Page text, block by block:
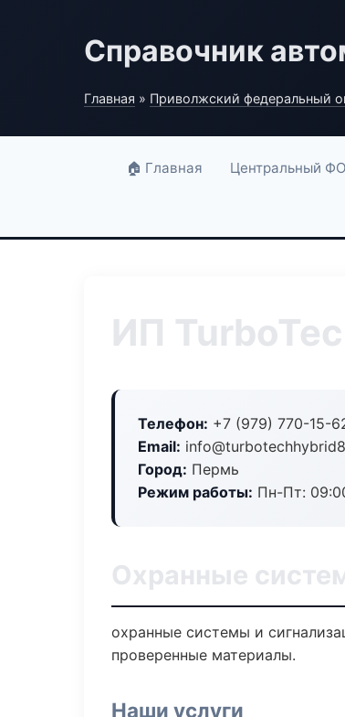
Справочник
Главная » Приволжский федеральный
🏠 Главная Центральный ФО
ИП
Телефон: +7 (979) 770-15-
Email:
Город: Пермь
Режим работы: Пн-Пт:
Охранные
охранные системы и
проверенные материалы.
Наши услуги